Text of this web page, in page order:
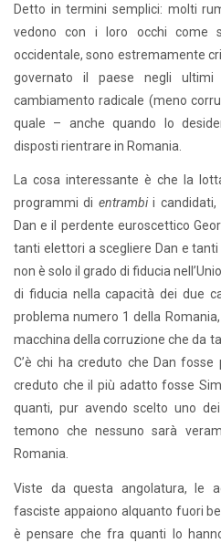
Detto in termini semplici: molti
vedono con i loro occhi come
occidentale, sono estremamente
governato il paese negli
cambiamento radicale (meno
quale – anche quando lo
disposti rientrare in Romania.
La cosa interessante è che la
programmi di entrambii candidati,
Dan e il perdente euroscettico
tanti elettori a scegliere Dan e
non è solo il grado di fiducia
di fiducia nella capacità dei due
problema numero 1 della
macchina della corruzione che da
C’è chi ha creduto che Dan
creduto che il più adatto fosse
quanti, pur avendo scelto uno
temono che nessuno sarà
Romania.
Viste da questa angolatura, le
fasciste appaiono alquanto fuori
è pensare che fra quanti lo